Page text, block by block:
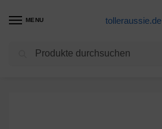
MENU tolleraussie.de
Hundespielzeug Produkte /